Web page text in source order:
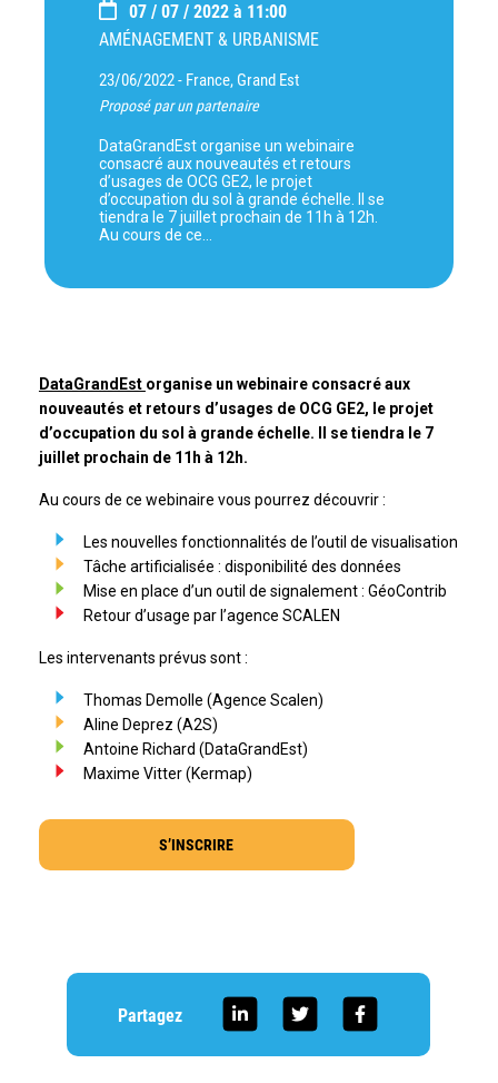
07 / 07 / 2022 à 11:00
AMÉNAGEMENT & URBANISME
23/06/2022 - France, Grand Est
Proposé par un partenaire
DataGrandEst organise un webinaire
consacré aux nouveautés et retours
d’usages de OCG GE2, le projet
d’occupation du sol à grande échelle. Il se
tiendra le 7 juillet prochain de 11h à 12h.
Au cours de ce…
DataGrandEst organise un webinaire consacré aux
nouveautés et retours d’usages de OCG GE2, le projet
d’occupation du sol à grande échelle. Il se tiendra le 7
juillet prochain de 11h à 12h.
Au cours de ce webinaire vous pourrez découvrir :
Les nouvelles fonctionnalités de l’outil de visualisation
Tâche artificialisée : disponibilité des données
Mise en place d’un outil de signalement : GéoContrib
Retour d’usage par l’agence SCALEN
Les intervenants prévus sont :
Thomas Demolle (Agence Scalen)
Aline Deprez (A2S)
Antoine Richard (DataGrandEst)
Maxime Vitter (Kermap)
S’INSCRIRE
Partagez